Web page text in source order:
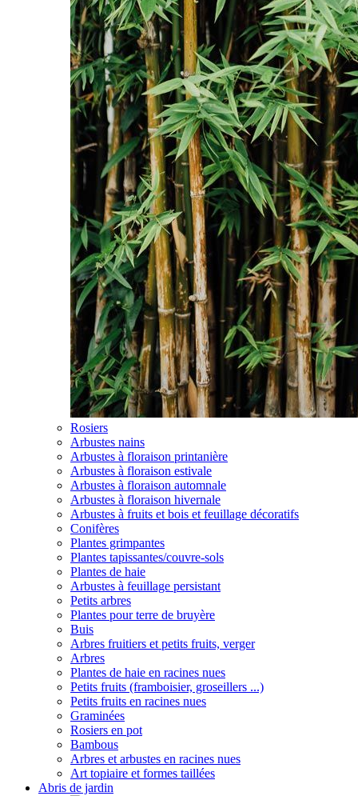
Rosiers
Arbustes nains
Arbustes à floraison printanière
Arbustes à floraison estivale
Arbustes à floraison automnale
Arbustes à floraison hivernale
Arbustes à fruits et bois et feuillage décoratifs
Conifères
Plantes grimpantes
Plantes tapissantes/couvre-sols
Plantes de haie
Arbustes à feuillage persistant
Petits arbres
Plantes pour terre de bruyère
Buis
Arbres fruitiers et petits fruits, verger
Arbres
Plantes de haie en racines nues
Petits fruits (framboisier, groseillers ...)
Petits fruits en racines nues
Graminées
Rosiers en pot
Bambous
Arbres et arbustes en racines nues
Art topiaire et formes taillées
Abris de jardin